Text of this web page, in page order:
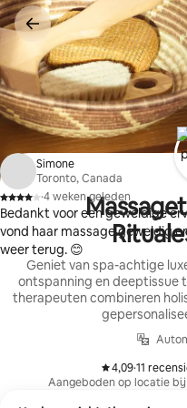
Ga
direct
inhoud
Geniet van spa-achtige
ontspanning en deeptissue
therapeuten combineren
4,09
,
·11 ,
Aangeboden op locatie bij
Simone
Toronto, Canada
,
·4 weken geleden
Bedankt voor een geweldige
vond haar massage geweldig
weer terug. 😊